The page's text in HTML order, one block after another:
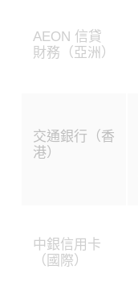
Visa
卡
AEON 信貸
財務（亞洲）
交通銀行（香
港）
中銀信用卡
（國際）